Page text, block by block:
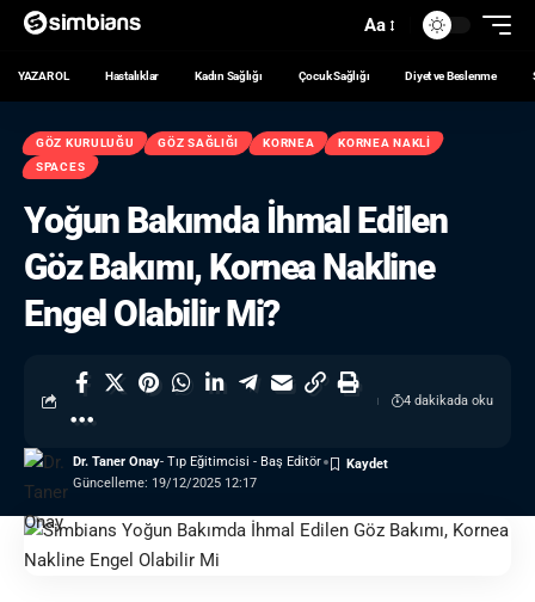
Aa
YAZAR OL Hastalıklar Kadın Sağlığı Çocuk Sağlığı Diyet ve Beslenme
GÖZ KURULUĞU GÖZ SAĞLIĞI KORNEA
KORNEA NAKLI
SPACES
Yoğun Bakımda İhmal Edilen
Göz Bakımı, Kornea Nakline
Engel Olabilir Mi?
Güncelleme: 19/12/2025 12:17
Dr. Taner Onay- Tıp Eğitimcisi - Baş Editör
4 dakikada oku